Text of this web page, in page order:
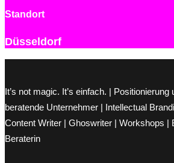
Standort
Düsseldorf
It’s not magic. It’s einfach. | Positionierung
beratende Unternehmer | Intellectual
Content Writer | Ghoswriter | Workshops |
Beraterin